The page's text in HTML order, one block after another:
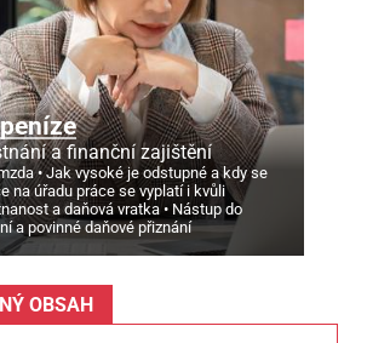
a finanční zajištění
Jak vysoké je odstupné a kdy se
na úřadu práce se vyplatí i kvůli
a daňová vratka
Nástup do
a povinné daňové přiznání
OBSAH